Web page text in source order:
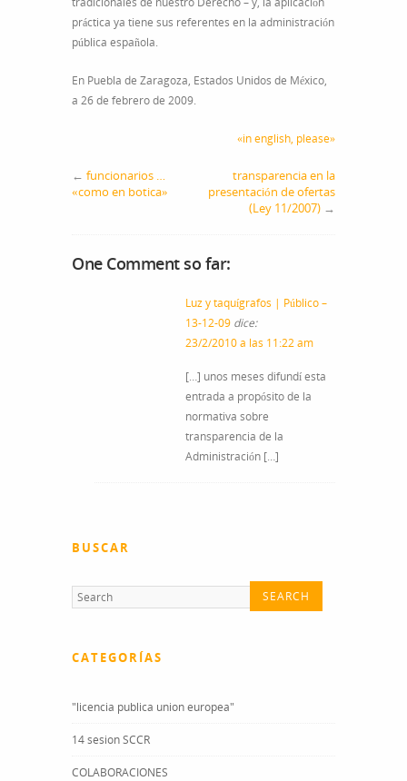
práctica ya tiene sus referentes en la administración
pública española.
En Puebla de Zaragoza, Estados Unidos de México,
a 26 de febrero de 2009.
«in english, please»
← funcionarios …
«como en botica»
transparencia en la
presentación de ofertas
(Ley 11/2007) →
One Comment so far:
Luz y taquígrafos | Público –
13-12-09 dice:
23/2/2010 a las 11:22 am
[…] unos meses difundí esta
entrada a propósito de la
normativa sobre
transparencia de la
Administración […]
BUSCAR
CATEGORÍAS
"licencia publica union europea"
14 sesion SCCR
COLABORACIONES